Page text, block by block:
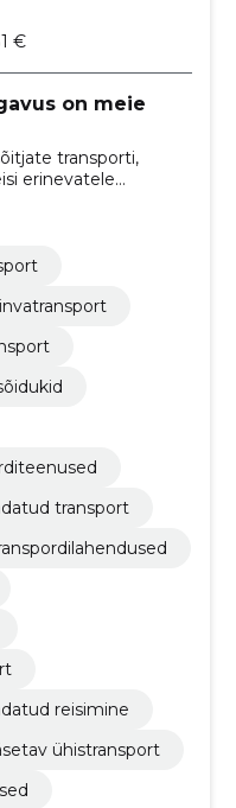
€
on meie
transporti,
erinevatele
üle kogu
transport
reisimine
ühistransport